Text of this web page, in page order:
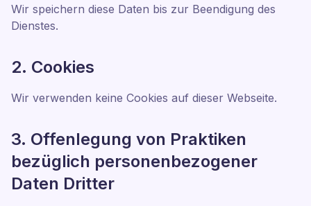
Wir speichern diese Daten bis zur Beendigung des
Dienstes.
2. Cookies
Wir verwenden keine Cookies auf dieser Webseite.
3. Offenlegung von Praktiken
bezüglich personenbezogener
Daten Dritter